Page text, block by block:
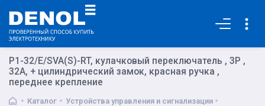
P1-32/E/SVA(S)-RT, кулачковый переключатель , 3P ,
32A, + цилиндрический замок, красная ручка ,
переднее крепление
Каталог
Устройства управления и сигнализации